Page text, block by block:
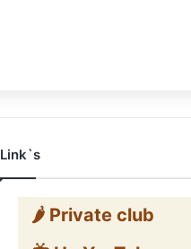
Link`s
🌶️ Private club